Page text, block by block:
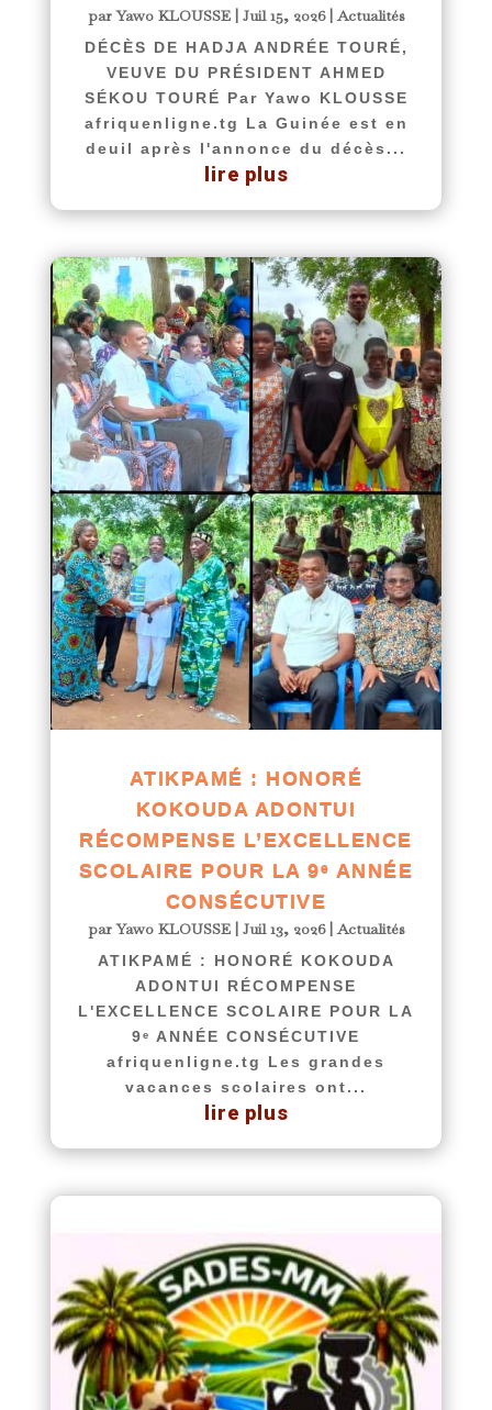
parYawo KLOUSSE| Juil 15, 2026|Actualités
DÉCÈS DE HADJA ANDRÉE TOURÉ,
VEUVE DU PRÉSIDENT AHMED
SÉKOU TOURÉ Par Yawo KLOUSSE
afriquenligne.tg La Guinée est en
deuil après l'annonce du décès...
lire plus
ATIKPAMÉ : HONORÉ
KOKOUDA ADONTUI
RÉCOMPENSE L’EXCELLENCE
SCOLAIRE POUR LA 9ᵉ ANNÉE
CONSÉCUTIVE
parYawo KLOUSSE| Juil 13, 2026|Actualités
ATIKPAMÉ : HONORÉ KOKOUDA
ADONTUI RÉCOMPENSE
L'EXCELLENCE SCOLAIRE POUR LA
9ᵉ ANNÉE CONSÉCUTIVE
afriquenligne.tg Les grandes
vacances scolaires ont...
lire plus